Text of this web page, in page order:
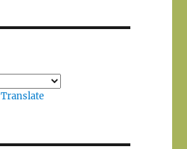
Translate